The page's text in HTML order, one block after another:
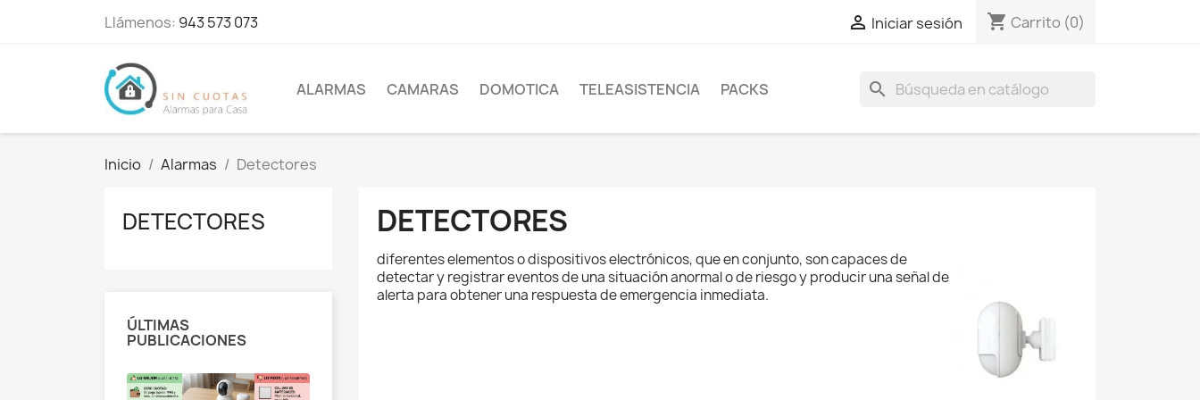
Llámenos: 943 573 073  Iniciar sesión shopping_cart Carrito (0)
ALARMAS CAMARAS DOMOTICA TELEASISTENCIA PACKS search
Inicio Alarmas Detectores
DETECTORES
ÚLTIMAS
PUBLICACIONES
DETECTORES
diferentes elementos o dispositivos electrónicos, que en conjunto, son capaces de
detectar y registrar eventos de una situación anormal o de riesgo y producir una señal de
alerta para obtener una respuesta de emergencia inmediata.